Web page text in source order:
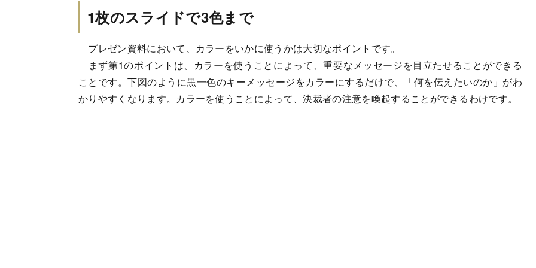
1枚のスライドで3色まで
プレゼン資料において、カラーをいかに使うかは大切なポイントです。
まず第1のポイントは、カラーを使うことによって、重要なメッセージを目立たせることができる
ことです。下図のように黒一色のキーメッセージをカラーにするだけで、「何を伝えたいのか」がわ
かりやすくなります。カラーを使うことによって、決裁者の注意を喚起することができるわけです。